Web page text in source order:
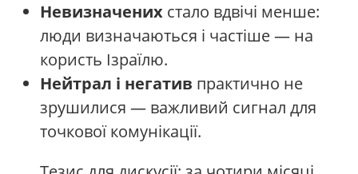
Невизначених стало вдвічі менше:
люди визначаються і частіше — на
користь Ізраїлю.
Нейтрал і негатив практично не
зрушилися — важливий сигнал для
точкової комунікації.